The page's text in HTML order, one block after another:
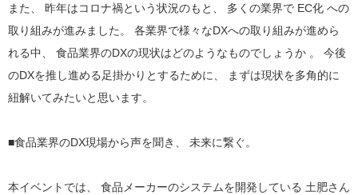
また、 昨年はコロナ禍という状況のもと、 多くの業界で EC化 への
取り組みが進みました。 各業界で様々なDXへの取り組みが進めら
れる中、 食品業界のDXの現状はどのようなものでしょうか 。 今後
のDXを推し進める足掛かりとするために、 まずは現状を多角的に
紐解いてみたいと思います。
■食品業界のDX現場から声を聞き、 未来に繋ぐ。
本イベントでは、 食品メーカーのシステムを開発している 土肥さん